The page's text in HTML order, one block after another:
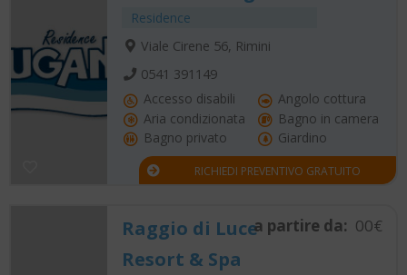
Residence
Viale Cirene 56, Rimini
0541 391149
Accesso disabili
Angolo cottura
Aria condizionata
Bagno in camera
Bagno privato
Giardino
RICHIEDI PREVENTIVO GRATUITO
Raggio di Luce
Resort & Spa
a partire da: 00€